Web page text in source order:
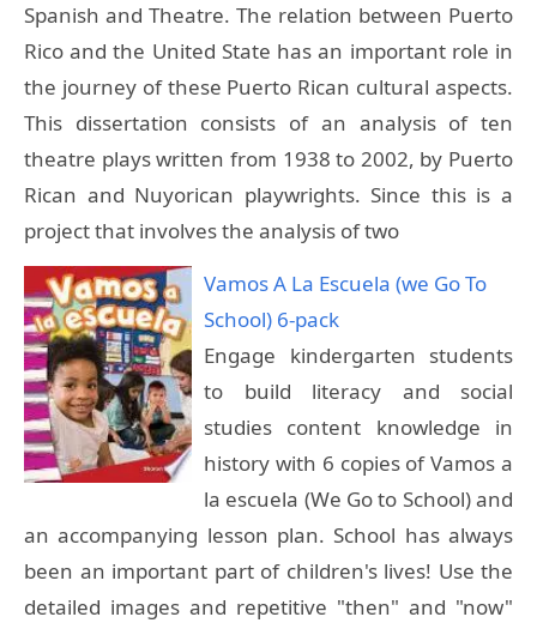
Spanish and Theatre. The relation between Puerto
Rico and the United State has an important role in
the journey of these Puerto Rican cultural aspects.
This dissertation consists of an analysis of ten
theatre plays written from 1938 to 2002, by Puerto
Rican and Nuyorican playwrights. Since this is a
project that involves the analysis of two
Vamos A La Escuela (we Go To
School) 6-pack
Engage kindergarten students
to build literacy and social
studies content knowledge in
history with 6 copies of Vamos a
la escuela (We Go to School) and
an accompanying lesson plan. School has always
been an important part of children's lives! Use the
detailed images and repetitive "then" and "now"